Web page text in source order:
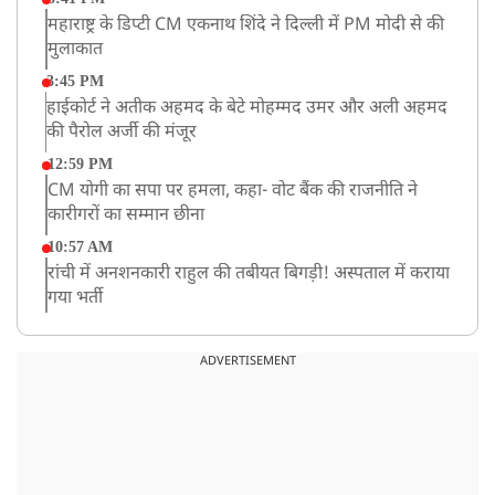
महाराष्ट्र के डिप्टी CM एकनाथ शिंदे ने दिल्ली में PM मोदी से की
मुलाकात
3:45 PM
हाईकोर्ट ने अतीक अहमद के बेटे मोहम्मद उमर और अली अहमद
की पैरोल अर्जी की मंजूर
12:59 PM
CM योगी का सपा पर हमला, कहा- वोट बैंक की राजनीति ने
कारीगरों का सम्मान छीना
10:57 AM
रांची में अनशनकारी राहुल की तबीयत बिगड़ी! अस्पताल में कराया
गया भर्ती
CBI का बड़ा खुलासा, NTA के एक्सपर्ट्स ने ही लीक कराया
ADVERTISEMENT